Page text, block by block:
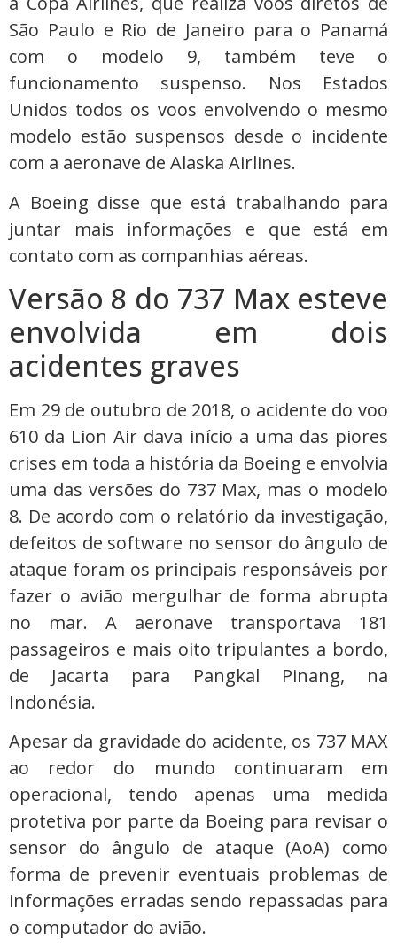
São Paulo e Rio de Janeiro para o Panamá
com o modelo 9, também teve o
funcionamento suspenso. Nos Estados
Unidos todos os voos envolvendo o mesmo
modelo estão suspensos desde o incidente
com a aeronave de Alaska Airlines.
A Boeing disse que está trabalhando para
juntar mais informações e que está em
contato com as companhias aéreas.
Versão 8 do 737 Max esteve
envolvida em dois
acidentes graves
Em 29 de outubro de 2018, o acidente do voo
610 da Lion Air dava início a uma das piores
crises em toda a história da Boeing e envolvia
uma das versões do 737 Max, mas o modelo
8. De acordo com o relatório da investigação,
defeitos de software no sensor do ângulo de
ataque foram os principais responsáveis por
fazer o avião mergulhar de forma abrupta
no mar. A aeronave transportava 181
passageiros e mais oito tripulantes a bordo,
de Jacarta para Pangkal Pinang, na
Indonésia.
Apesar da gravidade do acidente, os 737 MAX
ao redor do mundo continuaram em
operacional, tendo apenas uma medida
protetiva por parte da Boeing para revisar o
sensor do ângulo de ataque (AoA) como
forma de prevenir eventuais problemas de
informações erradas sendo repassadas para
o computador do avião.